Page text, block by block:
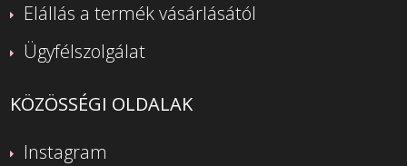
Elállás a termék vásárlásától
Ügyfélszolgálat
KÖZÖSSÉGI OLDALAK
Instagram